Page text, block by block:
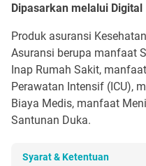
Dipasarkan melalui Digital
Produk asuransi
Asuransi berupa manfaat
Inap Rumah Sakit,
Perawatan Intensif (ICU),
Biaya Medis, manfaat
Santunan Duka.
Syarat & Ketentuan